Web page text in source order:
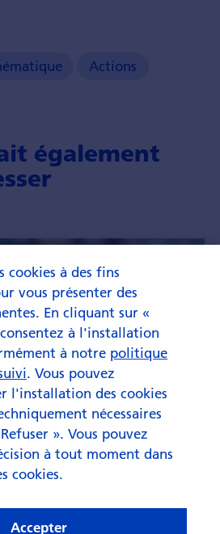
Actions
également
cookies à des fins
vous présenter des
En cliquant sur «
à l'installation
à notre politique
. Vous pouvez
l'installation des cookies
nécessaires
». Vous pouvez
à tout moment dans
cookies.
Accepter